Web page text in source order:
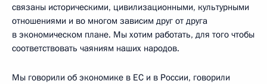
связаны историческими, цивилизационными, культурными
отношениями и во многом зависим друг от друга
в экономическом плане. Мы хотим работать, для того чтобы
соответствовать чаяниям наших народов.
Мы говорили об экономике в ЕС и в России, говорили